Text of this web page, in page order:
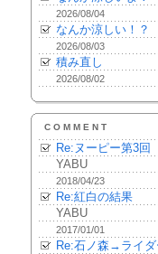
2026/08/04
なんか涼しい！？
2026/08/03
積み直し
2026/08/02
COMMENT
Re:ヌーピー第3回
YABU
2018/04/23
Re:紅白の結果
YABU
2017/01/01
Re:石ノ森→ライ